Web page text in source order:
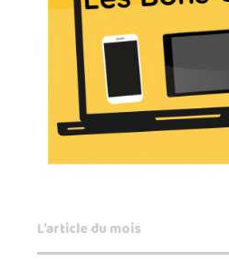
L’article du mois